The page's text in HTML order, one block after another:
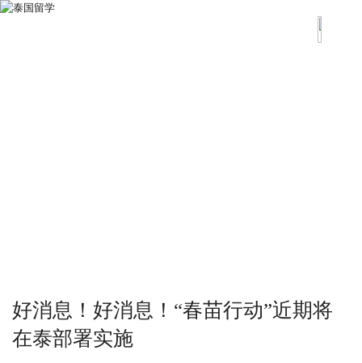
好消息！好消息！“春苗行动”近期将
在泰部署实施